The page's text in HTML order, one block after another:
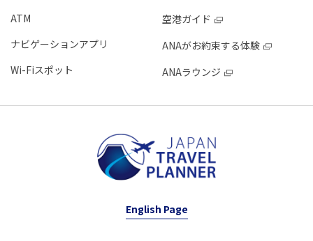
ATM
ナビゲーションアプリ
Wi-Fiスポット
空港ガイド
ANAがお約束する体験
ANAラウンジ
English Page